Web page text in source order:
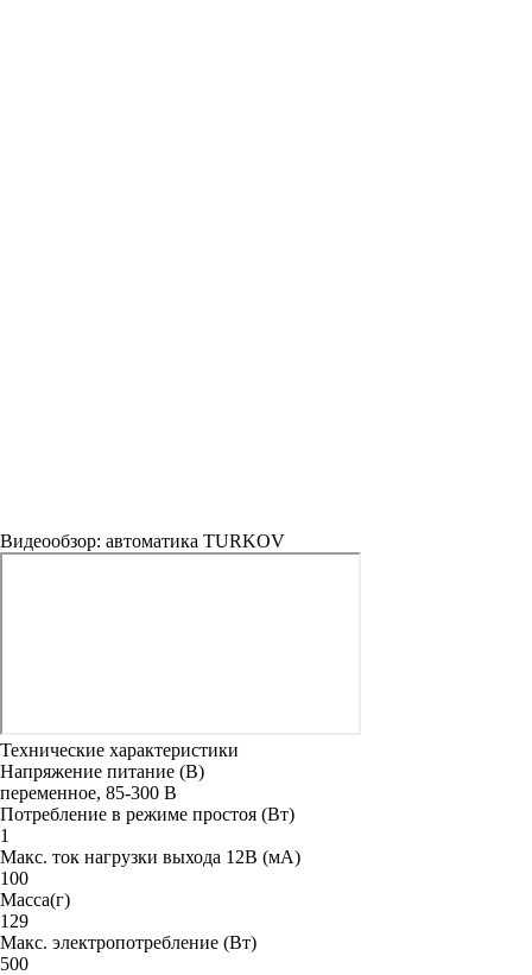
Видеообзор: автоматика TURKOV
Технические характеристики
Напряжение питание (В)
переменное, 85-300 В
Потребление в режиме простоя (Вт)
1
Макс. ток нагрузки выхода 12В (мА)
100
Масса(г)
129
Макс. электропотребление (Вт)
500